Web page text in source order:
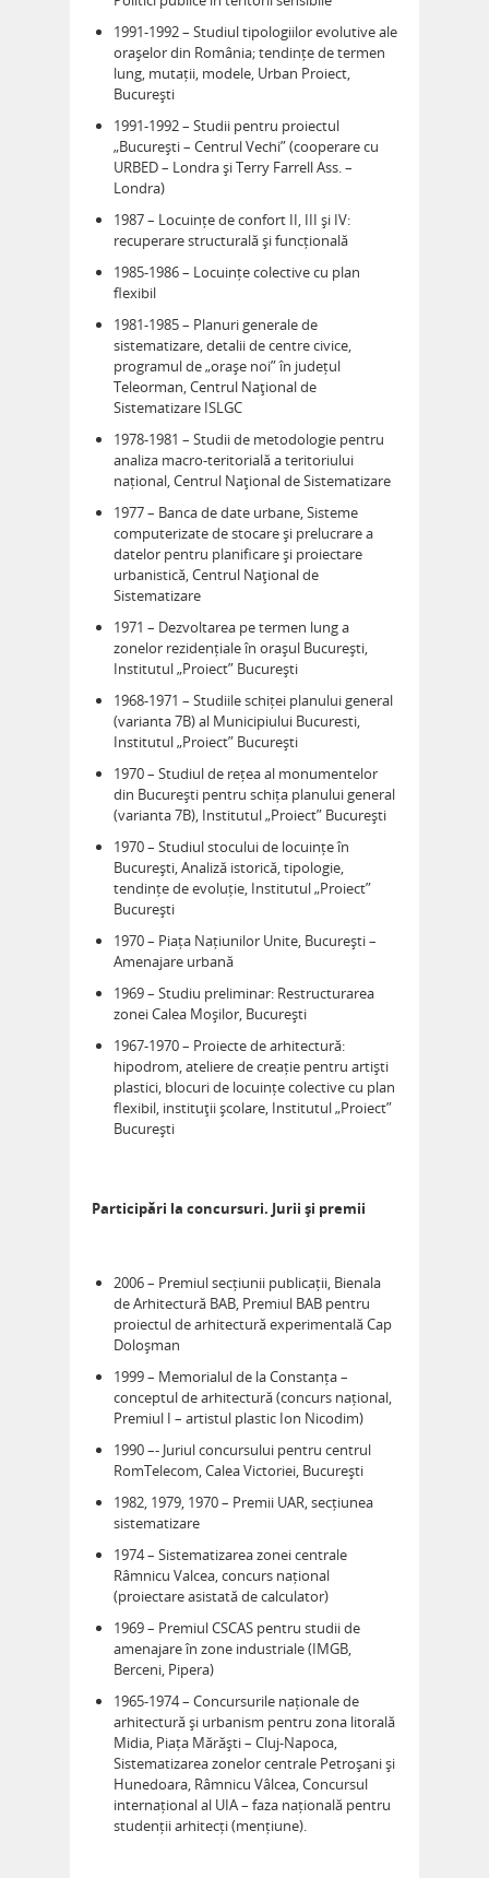
1991-1992 – Studiul tipologiilor evolutive ale
orașelor din România; tendințe de termen
lung, mutații, modele, Urban Proiect,
București
1991-1992 – Studii pentru proiectul
„București – Centrul Vechi” (cooperare cu
URBED – Londra și Terry Farrell Ass. –
Londra)
1987 – Locuințe de confort II, III și IV:
recuperare structurală și funcțională
1985-1986 – Locuințe colective cu plan
flexibil
1981-1985 – Planuri generale de
sistematizare, detalii de centre civice,
programul de „orașe noi” în județul
Teleorman, Centrul Naţional de
Sistematizare ISLGC
1978-1981 – Studii de metodologie pentru
analiza macro-teritorială a teritoriului
național, Centrul Naţional de Sistematizare
1977 – Banca de date urbane, Sisteme
computerizate de stocare și prelucrare a
datelor pentru planificare și proiectare
urbanistică, Centrul Naţional de
Sistematizare
1971 – Dezvoltarea pe termen lung a
zonelor rezidențiale în orașul București,
Institutul „Proiect” București
1968-1971 – Studiile schiței planului general
(varianta 7B) al Municipiului Bucuresti,
Institutul „Proiect” București
1970 – Studiul de rețea al monumentelor
din București pentru schița planului general
(varianta 7B), Institutul „Proiect” București
1970 – Studiul stocului de locuințe în
București, Analiză istorică, tipologie,
tendințe de evoluție, Institutul „Proiect”
București
1970 – Piața Națiunilor Unite, București –
Amenajare urbană
1969 – Studiu preliminar: Restructurarea
zonei Calea Moșilor, București
1967-1970 – Proiecte de arhitectură:
hipodrom, ateliere de creație pentru artiști
plastici, blocuri de locuințe colective cu plan
flexibil, instituţii școlare, Institutul „Proiect”
București
Participări la concursuri. Jurii și premii
2006 – Premiul secțiunii publicații, Bienala
de Arhitectură BAB, Premiul BAB pentru
proiectul de arhitectură experimentală Cap
Doloșman
1999 – Memorialul de la Constanța –
conceptul de arhitectură (concurs național,
Premiul I – artistul plastic Ion Nicodim)
1990 –- Juriul concursului pentru centrul
RomTelecom, Calea Victoriei, București
1982, 1979, 1970 – Premii UAR, secțiunea
sistematizare
1974 – Sistematizarea zonei centrale
Râmnicu Valcea, concurs național
(proiectare asistată de calculator)
1969 – Premiul CSCAS pentru studii de
amenajare în zone industriale (IMGB,
Berceni, Pipera)
1965-1974 – Concursurile naționale de
arhitectură și urbanism pentru zona litorală
Midia, Piața Mărăști – Cluj-Napoca,
Sistematizarea zonelor centrale Petroșani și
Hunedoara, Râmnicu Vâlcea, Concursul
internațional al UIA – faza națională pentru
studenții arhitecți (mențiune).